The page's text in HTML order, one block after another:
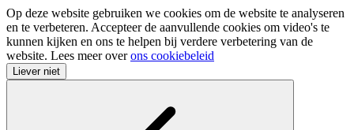
Op deze website gebruiken we cookies om de website te analyseren
en te verbeteren. Accepteer de aanvullende cookies om video's te
kunnen kijken en ons te helpen bij verdere verbetering van de
website. Lees meer overons cookiebeleid
Liever niet